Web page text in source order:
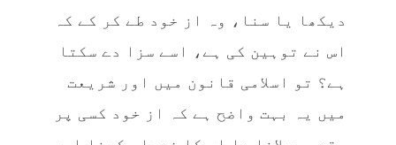
دیکھا یا سنا، وہ از خود طے کر کے کہ
اس نے توہین کی ہے، اسے سزا دے سکتا
ہے؟ تو اسلامی قانون میں اور شریعت
میں یہ بہت واضح ہے کہ از خود کسی پر